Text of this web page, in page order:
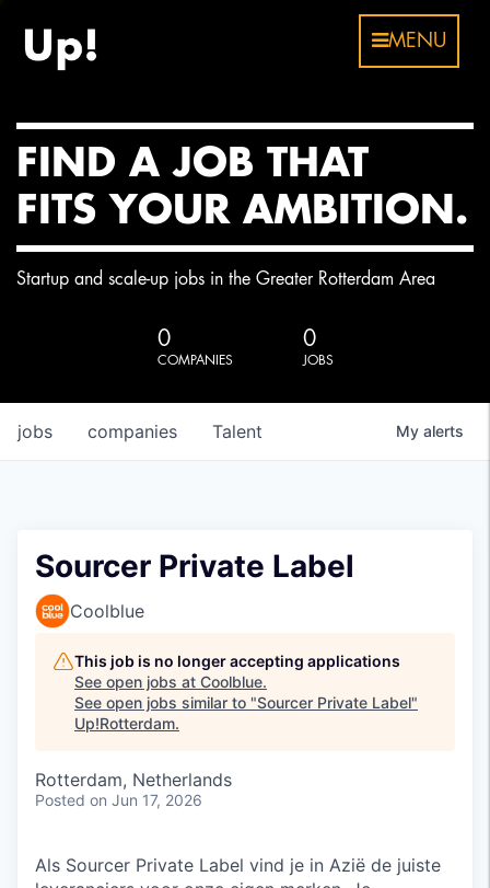
MENU
FIND A JOB THAT
FITS YOUR AMBITION.
Startup and scale-up jobs in the Greater Rotterdam Area
0
COMPANIES
0
JOBS
jobs companies Talent My alerts
Sourcer Private Label
Coolblue
This job is no longer accepting applications
See open jobs at Coolblue.
See open jobs similar to "Sourcer Private Label"
Up!Rotterdam.
Rotterdam, Netherlands
Posted on Jun 17, 2026
Als Sourcer Private Label vind je in Azië de juiste